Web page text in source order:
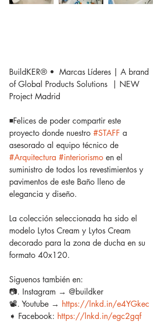
BuildKER® •  Marcas Líderes | A brand
of Global Products Solutions  | NEW
Project Madrid
◾️Felices de poder compartir este
proyecto donde nuestro #STAFF a
asesorado al equipo técnico de
#Arquitectura #interiorismo en el
suministro de todos los revestimientos y
pavimentos de este Baño lleno de
elegancia y diseño.
La colección seleccionada ha sido el
modelo Lytos Cream y Lytos Cream
decorado para la zona de ducha en su
formato 40x120.
Siguenos también en:
📷. Instagram → @buildker
📽️. Youtube → https://lnkd.in/e4YGkec
➧ Facebook: https://lnkd.in/egc2gqf